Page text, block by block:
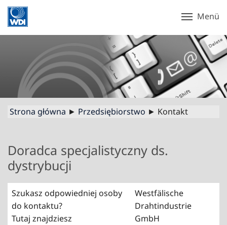
Menü
Strona główna ► Przedsiębiorstwo ► Kontakt
Doradca specjalistyczny ds.
dystrybucji
Szukasz odpowiedniej osoby
do kontaktu?
Tutaj znajdziesz
Westfälische
Drahtindustrie
GmbH